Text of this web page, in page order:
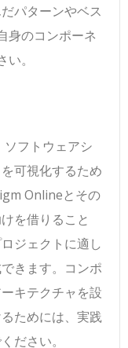
パターンやベス
身のコンポーネ
。
フトウェアシ
可視化するため
Onlineとその
を借りること
ジェクトに適し
きます。コンポ
キテクチャを設
ためには、実践
ださい。